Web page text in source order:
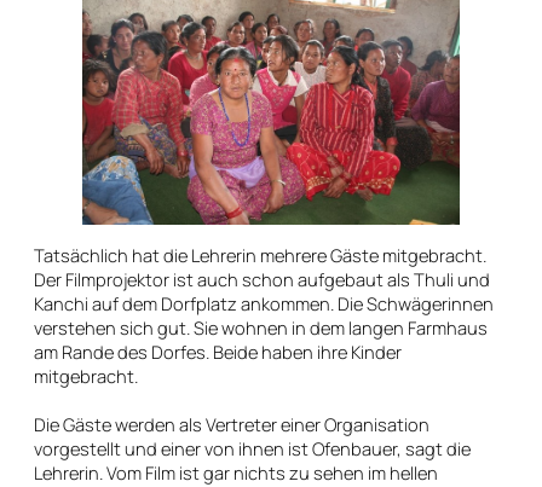
Tatsächlich hat die Lehrerin mehrere Gäste mitgebracht.
Der Filmprojektor ist auch schon aufgebaut als Thuli und
Kanchi auf dem Dorfplatz ankommen. Die Schwägerinnen
verstehen sich gut. Sie wohnen in dem langen Farmhaus
am Rande des Dorfes. Beide haben ihre Kinder
mitgebracht.
Die Gäste werden als Vertreter einer Organisation
vorgestellt und einer von ihnen ist Ofenbauer, sagt die
Lehrerin. Vom Film ist gar nichts zu sehen im hellen